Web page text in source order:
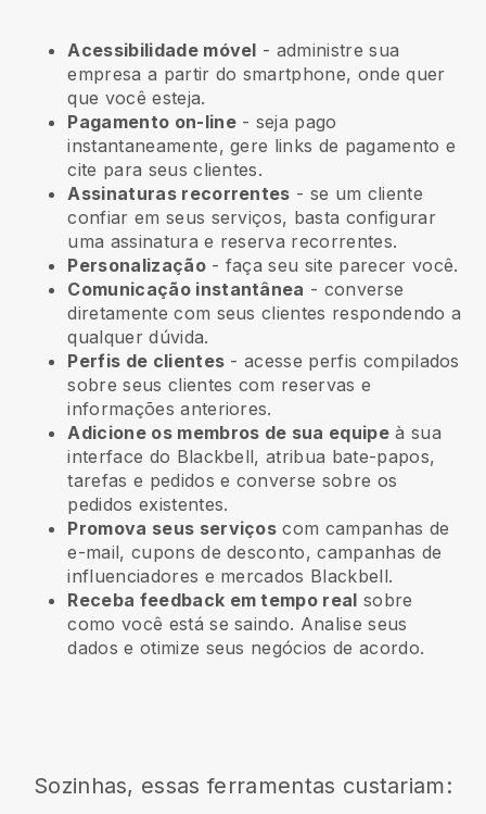
Acessibilidade móvel - administre sua
empresa a partir do smartphone, onde quer
que você esteja.
Pagamento on-line- seja pago
instantaneamente, gere links de pagamento e
cite para seus clientes.
Assinaturas recorrentes - se um cliente
confiar em seus serviços, basta configurar
uma assinatura e reserva recorrentes.
Personalização- faça seu site parecer você.
Comunicação instantânea - converse
diretamente com seus clientes respondendo a
qualquer dúvida.
Perfis de clientes - acesse perfis compilados
sobre seus clientes com reservas e
informações anteriores.
Adicione os membros de sua equipeà sua
interface do Blackbell, atribua bate-papos,
tarefas e pedidos e converse sobre os
pedidos existentes.
Promova seus serviços com campanhas de
e-mail, cupons de desconto, campanhas de
influenciadores e mercados Blackbell.
Receba feedback em tempo real sobre
como você está se saindo. Analise seus
dados e otimize seus negócios de acordo.
Sozinhas, essas ferramentas custariam: